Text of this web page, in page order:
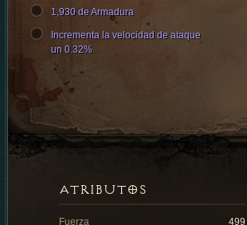
1,930 de Armadura
Incrementa la velocidad de ataque
un 0.32%
ATRIBUTOS
Fuerza
499